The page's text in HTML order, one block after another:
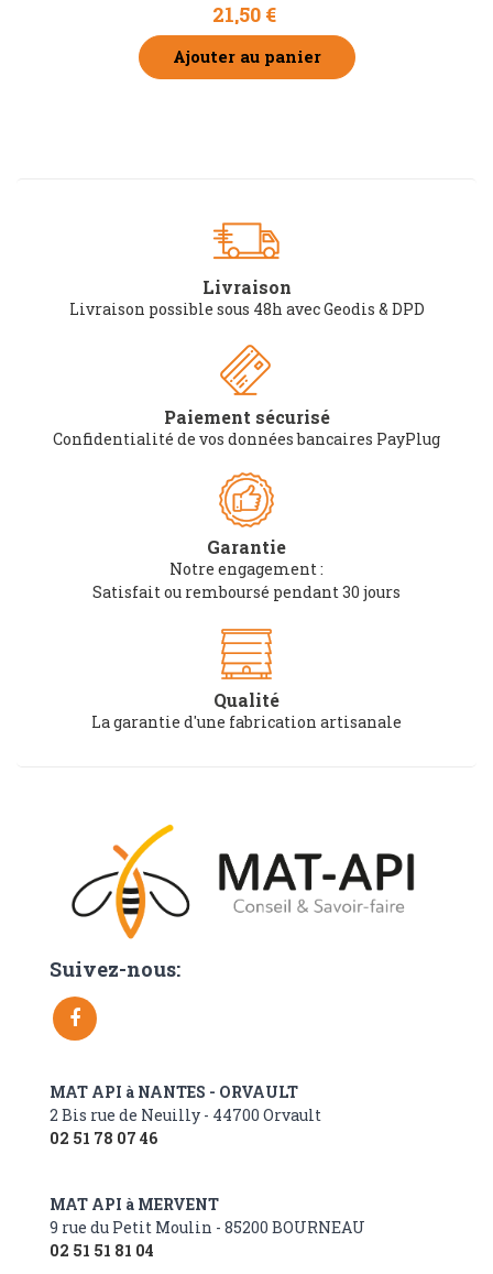
21,50 €
Ajouter au panier
Livraison
Livraison possible sous 48h avec Geodis & DPD
Paiement sécurisé
Confidentialité de vos données bancaires PayPlug
Garantie
Notre engagement :
Satisfait ou remboursé pendant 30 jours
Qualité
La garantie d'une fabrication artisanale
Suivez-nous:
MAT API à NANTES - ORVAULT
2 Bis rue de Neuilly - 44700 Orvault
02 51 78 07 46
MAT API à MERVENT
9 rue du Petit Moulin - 85200 BOURNEAU
02 51 51 81 04